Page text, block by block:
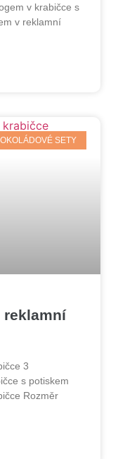
v krabičce s
v reklamní
SETY
reklamní
3
s potiskem
Rozměr